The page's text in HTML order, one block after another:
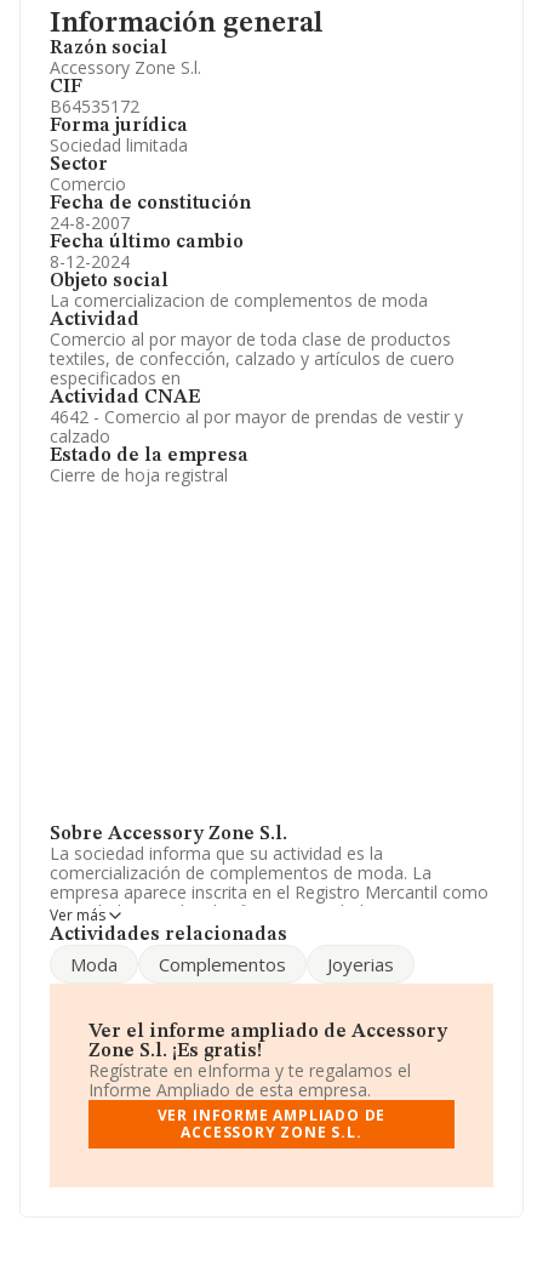
Información general
Razón social
Accessory Zone S.l.
CIF
B64535172
Forma jurídica
Sociedad limitada
Sector
Comercio
Fecha de constitución
24-8-2007
Fecha último cambio
8-12-2024
Objeto social
La comercializacion de complementos de moda
Actividad
Comercio al por mayor de toda clase de productos
textiles, de confección, calzado y artículos de cuero
especificados en
Actividad CNAE
4642 - Comercio al por mayor de prendas de vestir y
calzado
Estado de la empresa
Cierre de hoja registral
Sobre Accessory Zone S.l.
La sociedad informa que su actividad es la
comercialización de complementos de moda. La
empresa aparece inscrita en el Registro Mercantil como
Sociedad Limitada. Clasifica su actividad CNAE como
'Comercio al por mayor de prendas de vestir y calzado',
exportación.
domicilio social establecido en Calle Balmes núm. 76
Piso 1 Pta 2, (08007), Barcelona, Cataluña.
En base a la información de la que dispone INFORMA
sobre 19.519 compañías, a nivel nacional la facturación
asciende a 34.554 millones de euros y se estima que el
promedio de la facturación entre todas las empresas es
datos de sector, en 2013, la media de empleados de las
Ver más
Actividades relacionadas
Moda Complementos Joyerias
Ver el informe ampliado de Accessory
Zone S.l. ¡Es gratis!
Regístrate en eInforma y te regalamos el
Informe Ampliado de esta empresa.
VER INFORME AMPLIADO DE
ACCESSORY ZONE S.L.
Información oficial y registral complementaria.